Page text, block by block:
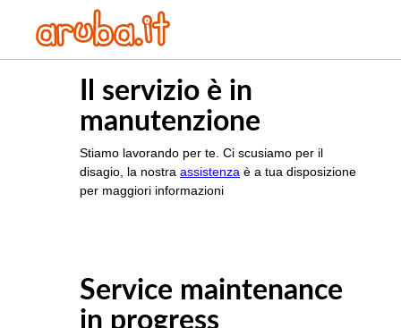
Il servizio è in
manutenzione
Stiamo lavorando per te. Ci scusiamo per il
disagio, la nostra assistenza è a tua disposizione
per maggiori informazioni
Service maintenance
in progress